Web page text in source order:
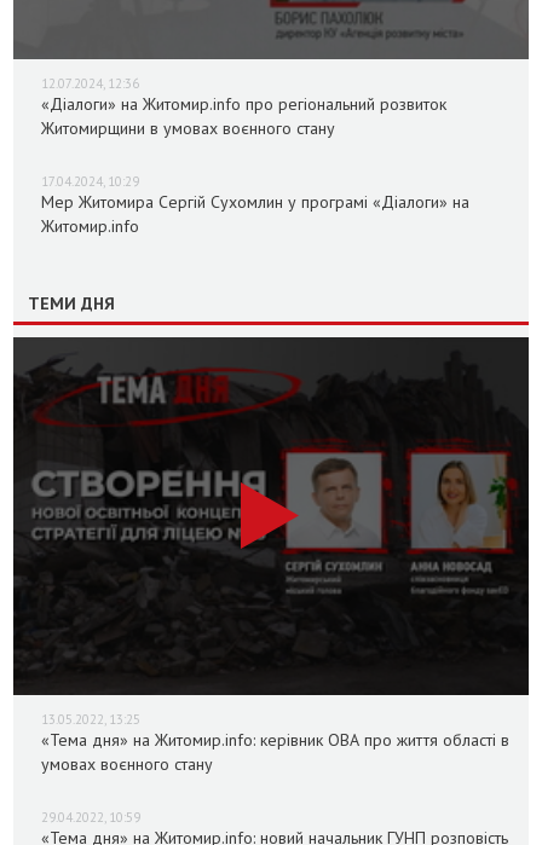
12.07.2024, 12:36
«Діалоги» на Житомир.info про регіональний розвиток
Житомирщини в умовах воєнного стану
17.04.2024, 10:29
Мер Житомира Сергій Сухомлин у програмі «Діалоги» на
Житомир.info
ТЕМИ ДНЯ
13.05.2022, 13:25
«Тема дня» на Житомир.info: керівник ОВА про життя області в
умовах воєнного стану
29.04.2022, 10:59
«Тема дня» на Житомир.info: новий начальник ГУНП розповість